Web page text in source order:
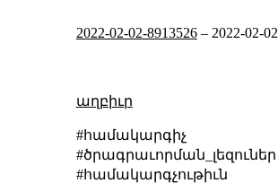
2022-02-02-8913526– 2022-02-02
աղբիւր
#համակարգիչ
#ծրագրաւորման_լեզուներ
#համակարգչութիւն